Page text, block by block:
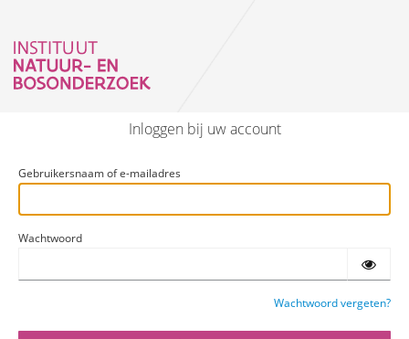
Inloggen bij uw account
Gebruikersnaam of e-mailadres
Wachtwoord
Wachtwoord vergeten?